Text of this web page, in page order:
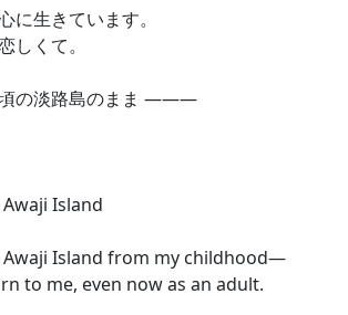
に生きています。
しくて。
頃の淡路島のまま ―――
Island
Island from my childhood—
to me, even now as an adult.